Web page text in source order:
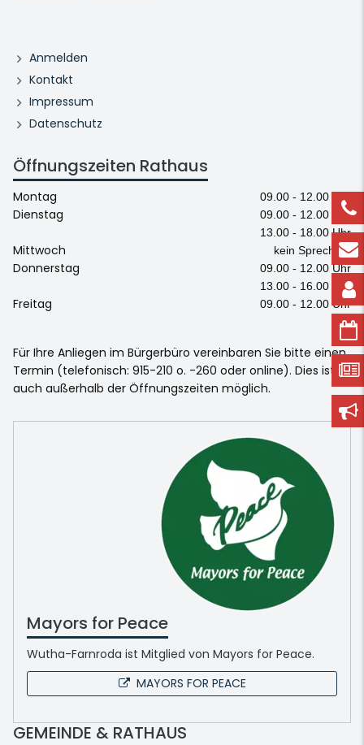
Anmelden
Kontakt
Impressum
Datenschutz
Öffnungszeiten Rathaus
Montag 09.00 - 12.00 Uhr
Dienstag
09.00 - 12.00 Uhr
13.00 - 18.00 Uhr
Mittwoch kein Sprechtag
Donnerstag
09.00 - 12.00 Uhr
13.00 - 16.00 Uhr
Freitag 09.00 - 12.00 Uhr
Für Ihre Anliegen im Bürgerbüro vereinbaren Sie bitte einen
Termin (telefonisch: 915-210 o. -260 oder online). Dies ist
auch außerhalb der Öffnungszeiten möglich.
Mayors for Peace
Wutha-Farnroda ist Mitglied von Mayors for Peace.
MAYORS FOR PEACE
GEMEINDE & RATHAUS